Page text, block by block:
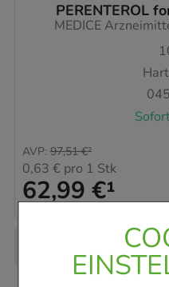
PERENTEROL
MEDICE
62,99 €¹
AVP: 97,51 €²
0,63 € pro 1 Stk